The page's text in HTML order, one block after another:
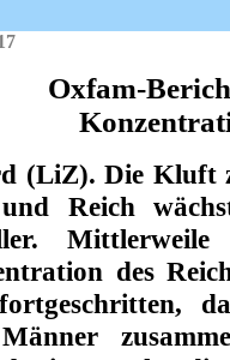
Oxfam-
(LiZ). Die Kluft
Reich
des